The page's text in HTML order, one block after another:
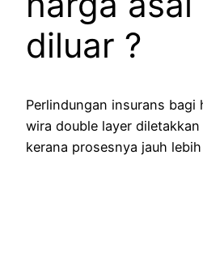
diluar ?
Perlindungan insurans bagi
wira double layer
kerana prosesnya jauh